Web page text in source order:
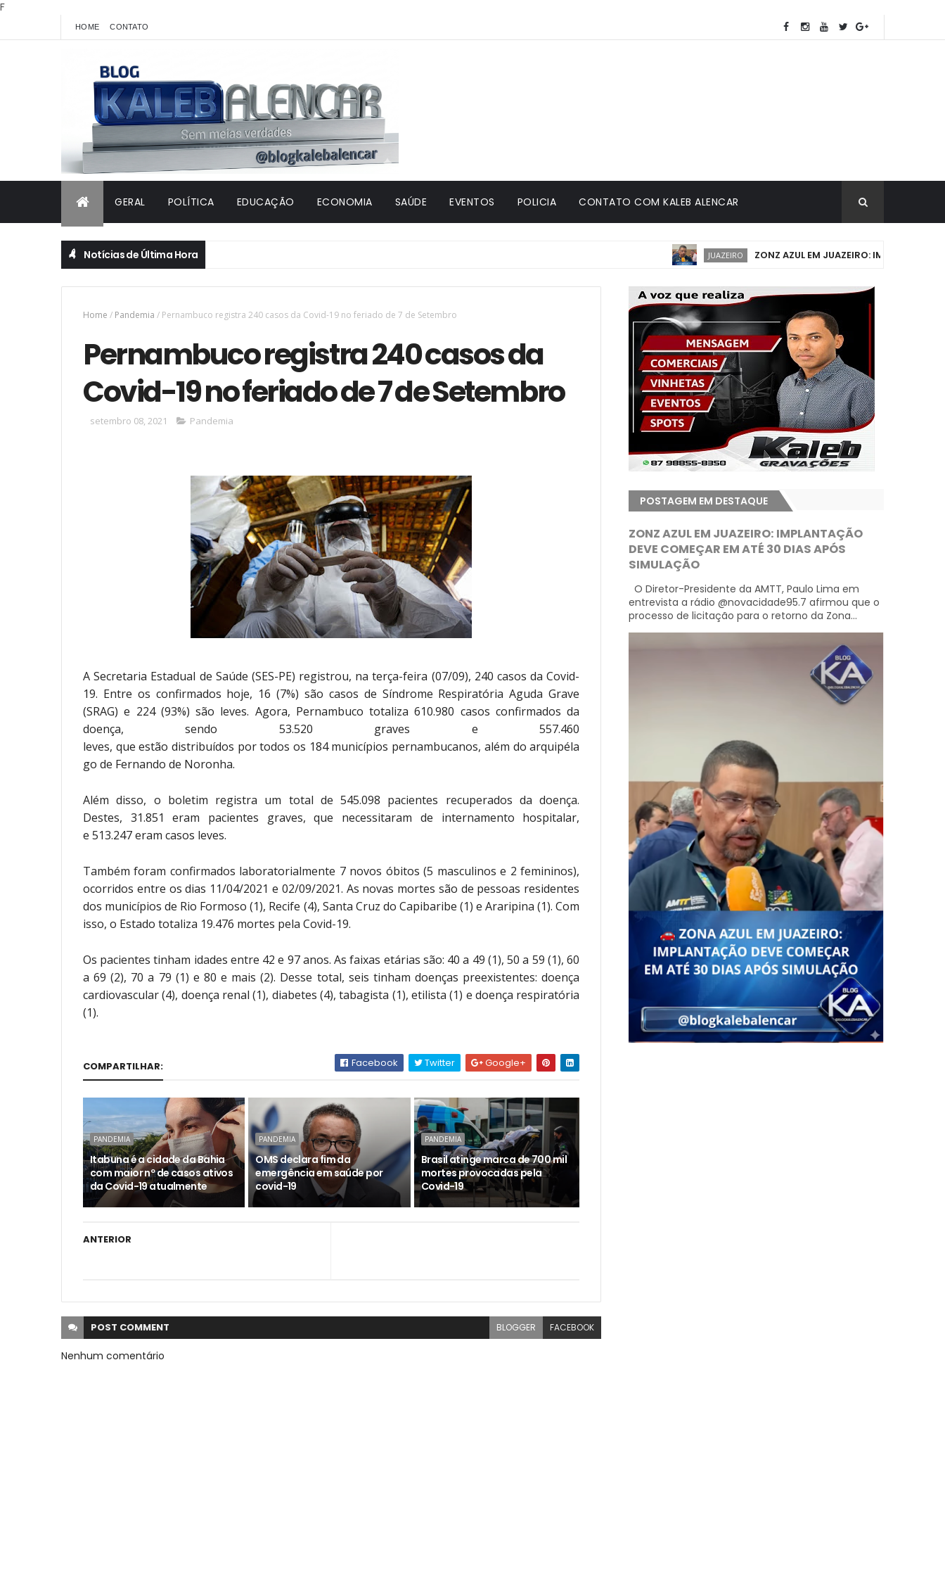
F
HOME CONTATO
GERAL POLÍTICA EDUCAÇÃO ECONOMIA SAÚDE EVENTOS POLICIA CONTATO COM KALEB ALENCAR
Notícias de Última Hora JUAZEIRO ZONZ AZUL EM JUAZEIRO: IMPLANTAÇÃO
Home / Pandemia / Pernambuco registra 240 casos da Covid-19 no feriado de 7 de Setembro
Pernambuco registra 240 casos da
Covid-19 no feriado de 7 de Setembro
setembro 08, 2021 Pandemia
A Secretaria Estadual de Saúde (SES-PE) registrou, na terça-feira (07/09), 240 casos da Covid-
19. Entre os confirmados hoje, 16 (7%) são casos de Síndrome Respiratória Aguda Grave
(SRAG) e 224 (93%) são leves. Agora, Pernambuco totaliza 610.980 casos confirmados da
doença, sendo 53.520 graves e 557.460
leves, que estão distribuídos por todos os 184 municípios pernambucanos, além do arquipéla
go de Fernando de Noronha.
Além disso, o boletim registra um total de 545.098 pacientes recuperados da doença.
Destes, 31.851 eram pacientes graves, que necessitaram de internamento hospitalar,
e 513.247 eram casos leves.
Também foram confirmados laboratorialmente 7 novos óbitos (5 masculinos e 2 femininos),
ocorridos entre os dias 11/04/2021 e 02/09/2021. As novas mortes são de pessoas residentes
dos municípios de Rio Formoso (1), Recife (4), Santa Cruz do Capibaribe (1) e Araripina (1). Com
isso, o Estado totaliza 19.476 mortes pela Covid-19.
Os pacientes tinham idades entre 42 e 97 anos. As faixas etárias são: 40 a 49 (1), 50 a 59 (1), 60
a 69 (2), 70 a 79 (1) e 80 e mais (2). Desse total, seis tinham doenças preexistentes: doença
cardiovascular (4), doença renal (1), diabetes (4), tabagista (1), etilista (1) e doença respiratória
(1).
COMPARTILHAR: Facebook Twitter Google+
PANDEMIA
Itabuna é a cidade da Bahia
com maior nº de casos ativos
da Covid-19 atualmente
PANDEMIA
OMS declara fim da
emergência em saúde por
covid-19
PANDEMIA
Brasil atinge marca de 700 mil
mortes provocadas pela
Covid-19
ANTERIOR
POST COMMENT BLOGGER FACEBOOK
Nenhum comentário
POSTAGEM EM DESTAQUE
ZONZ AZUL EM JUAZEIRO: IMPLANTAÇÃO
DEVE COMEÇAR EM ATÉ 30 DIAS APÓS
SIMULAÇÃO
O Diretor-Presidente da AMTT, Paulo Lima em
entrevista a rádio @novacidade95.7 afirmou que o
processo de licitação para o retorno da Zona...